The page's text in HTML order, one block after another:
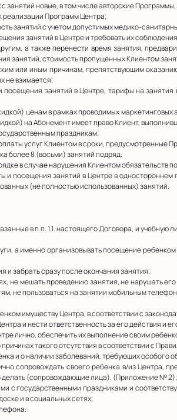
занятий новые, в том числе авторские
реализации Программ Центра;
занятий с учетом допустимых медико-
занятий в Центре и требовать их
а также перенести время занятия,
занятий, стоимость пропущенных Клиентом
или иным причинам, препятствующим
не взимается;
занятий в Центре, тарифы на
ценам в рамках проводимых
на Абонемент имеет право Клиент,
праздникам;
услуг Клиентом в сроки, предусмотренные
более 8 (восьми) занятий подряд.
в случае нарушения Клиентом обязательств
и посещения занятий в Центре в
(не полностью использованных) занятий.
в п.п. 1.1. настоящего Договора, и
а именно организовывать посещение
и забрать сразу после окончания занятия;
не мешать проведению занятия, не нарушать
не пользоваться на занятии мобильным
имуществу Центра, в соответствии с
и нести ответственность за его действия и
лично, обеспечить их выполнение своим
такого отсутствия в соответствии с
и о наличии заболеваний, требующих особого
сопровождать своего ребенка в/из
делать (сопровождающие лица). (Приложение № 2);
с государственными праздниками и
и в социальных сетях;